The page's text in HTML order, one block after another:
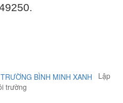
Lập
trường